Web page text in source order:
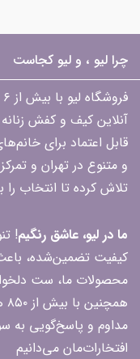
چرا لیو ، و لیو کجاست
آنلاین کیف و کفش
قابل اعتماد برای
و متنوع در تهران و
تلاش کرده تا انتخاب
ما در لیو، عاشق رنگیم!
کیفیت تضمین‌شده،
محصولات ما، ست
مداوم و پاسخ‌گویی به
افتخارات‌مان می‌دانیم